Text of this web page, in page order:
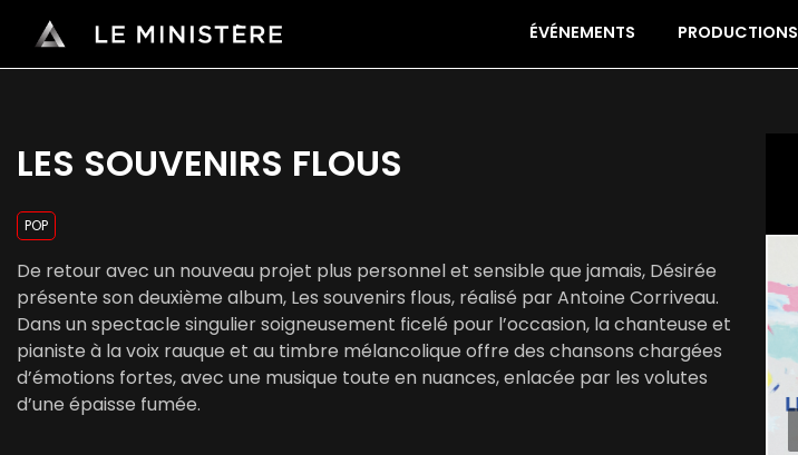
ÉVÉNEMENTS PRODUCTIONS
LES SOUVENIRS FLOUS
POP
De retour avec un nouveau projet plus personnel et sensible que jamais, Désirée
présente son deuxième album, Les souvenirs flous, réalisé par Antoine Corriveau.
Dans un spectacle singulier soigneusement ficelé pour l’occasion, la chanteuse et
pianiste à la voix rauque et au timbre mélancolique offre des chansons chargées
d’émotions fortes, avec une musique toute en nuances, enlacée par les volutes
d’une épaisse fumée.